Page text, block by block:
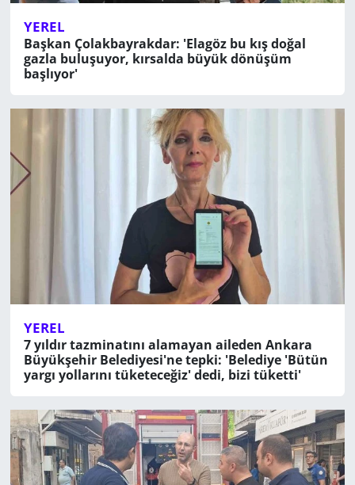
YEREL
Başkan Çolakbayrakdar: 'Elagöz bu kış doğal
gazla buluşuyor, kırsalda büyük dönüşüm
başlıyor'
YEREL
7 yıldır tazminatını alamayan aileden Ankara
Büyükşehir Belediyesi'ne tepki: 'Belediye 'Bütün
yargı yollarını tüketeceğiz' dedi, bizi tüketti'